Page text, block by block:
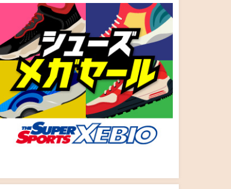
2019年7月8日
FUTSAL CLUB . 零さん
2020/7/28(火)
2020年7月30日